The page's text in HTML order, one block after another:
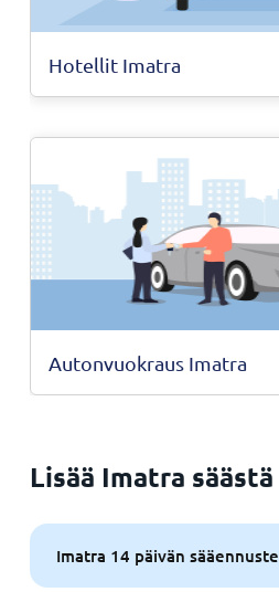
Hotellit Imatra
Autonvuokraus Imatra
Lisää Imatra säästä
Imatra 14 päivän sääennuste